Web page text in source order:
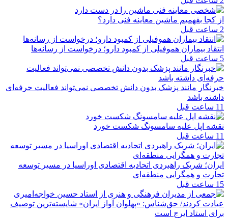
از کجا بفهمیم ماشین معاینه فنی دارد؟
2 ساعت قبل
انتقاد بیماران هموفیلی از کمبود دارو؛ درخواست از رسانه‌ها
5 ساعت قبل
خبرنگار مانند پزشک بدون دانش تخصصی نمی‌تواند فعالیت حرفه‌ای
داشته باشد
11 ساعت قبل
نقشه اپل علیه سامسونگ شکست خورد
11 ساعت قبل
ایران؛ شریک راهبردی اتحادیه اقتصادی اوراسیا در مسیر توسعه
تجارت و همگرایی منطقه‌ای
15 ساعت قبل